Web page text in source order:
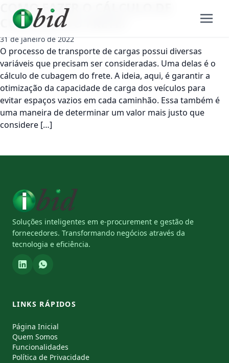
COMO FAZER O CÁLCULO DE
CUBAGEM DO FRETE?
31 de janeiro de 2022
O processo de transporte de cargas possui diversas
variáveis que precisam ser consideradas. Uma delas é o
cálculo de cubagem do frete. A ideia, aqui, é garantir a
otimização da capacidade de carga dos veículos para
evitar espaços vazios em cada caminhão. Essa também é
uma maneira de determinar um valor mais justo que
considere […]
Soluções inteligentes em e-procurement e gestão de
fornecedores. Transformando negócios através da
tecnologia e eficiência.
LINKS RÁPIDOS
Página Inicial
Quem Somos
Funcionalidades
Política de Privacidade